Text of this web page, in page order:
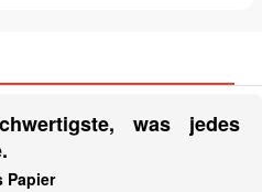
was jedes
Papier